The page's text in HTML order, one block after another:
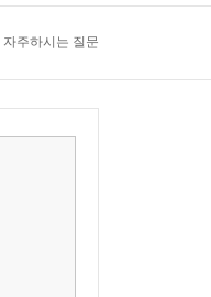
자주하시는 질문